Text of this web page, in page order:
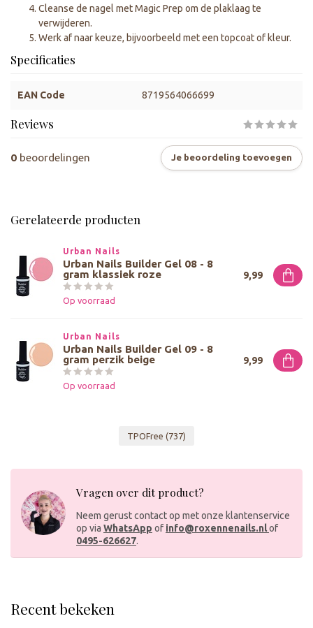
Cleanse de nagel met Magic Prep om de plaklaag te
verwijderen.
Werk af naar keuze, bijvoorbeeld met een topcoat of kleur.
Specificaties
EAN Code 8719564066699
Reviews
0 beoordelingen Je beoordeling toevoegen
Gerelateerde producten
Urban Nails
Urban Nails Builder Gel 08 - 8
gram klassiek roze
Op voorraad
9,99
Urban Nails
Urban Nails Builder Gel 09 - 8
gram perzik beige
Op voorraad
9,99
TPOFree (737)
Vragen over dit product?
Neem gerust contact op met onze klantenservice
op via WhatsApp of info@roxennenails.nlof
0495-626627.
Recent bekeken